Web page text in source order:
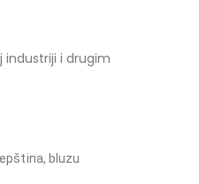
i drugim
bluzu